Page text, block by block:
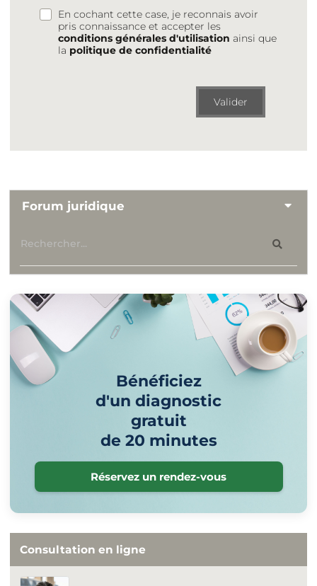
En cochant cette case, je reconnais avoir
pris connaissance et accepter les
conditions générales d'utilisation ainsi que
la politique de confidentialité
Valider
Forum juridique
Bénéficiez
d'un diagnostic
gratuit
de 20 minutes
Réservez un rendez-vous
Consultation en ligne